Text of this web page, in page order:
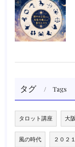
タグ Tags
タロット講座 大
風の時代 ２０２